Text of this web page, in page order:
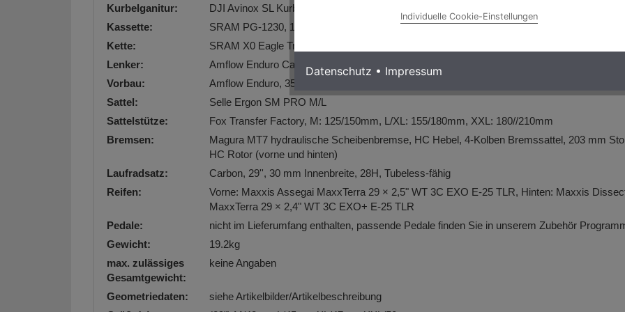
Kurbelganitur:
DJI Avinox SL Kurbel (M/L: 155 mm; XL/XXL: 160 mm)
Kassette:
SRAM PG-1230, 11-50T
Kette:
SRAM X0 Eagle Transmission Flattop
Lenker:
Amflow Enduro Carbon 25 mm Höhe, 800 mm Breite
Vorbau:
Amflow Enduro, 35mm
Sattel:
Selle Ergon SM PRO M/L
Sattelstütze:
Fox Transfer Factory, M: 125/150mm, L/XL: 155/180mm, XXL: 180//210mm
Bremsen:
Magura MT7 hydraulische Scheibenbremse, HC Hebel, 4-Kolben Bremssattel, 203 mm
HC Rotor (vorne und hinten)
Laufradsatz:
Carbon, 29'', 30 mm Innenbreite, 28H, Tubeless-fähig
Reifen:
Vorne: Maxxis Assegai MaxxTerra 29 × 2,5" WT 3C EXO E-25 TLR, Hinten: Maxxis
MaxxTerra 29 × 2,4" WT 3C EXO+ E-25 TLR
Pedale:
nicht im Lieferumfang enthalten, passende Pedale finden Sie in unserem Zubehör
Gewicht:
19.2kg
max. zulässiges
Gesamtgewicht:
keine Angaben
Geometriedaten:
siehe Artikelbilder/Artikelbeschreibung
Individuelle Cookie-Einstellungen
Datenschutz • Impressum